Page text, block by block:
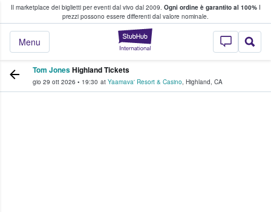
Il marketplace dei biglietti per eventi dal vivo dal 2009. Ogni ordine è garantito al 100%I
prezzi possono essere differenti dal valore nominale.
StubHub - Dove
Menu
fan comprano e vendono biglietti
Tom JonesHighland Tickets
gio 29 ott 2026 • 19:30 at Yaamava' Resort & Casino, Highland, CA